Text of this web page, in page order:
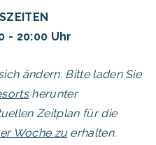
- 20:00 Uhr
ändern. Bitte laden Sie
herunter
Zeitplan für die
Woche zuerhalten.